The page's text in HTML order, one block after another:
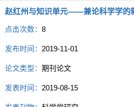
赵红州与知识单元——兼论科学学的
点击次数：8
发布时间： 2019-11-01
论文类型：期刊论文
发表时间： 2019-08-15